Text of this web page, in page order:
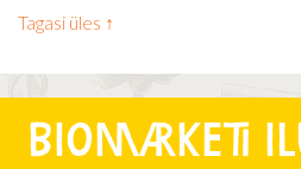
Tagasi üles ↑
Biomarketi